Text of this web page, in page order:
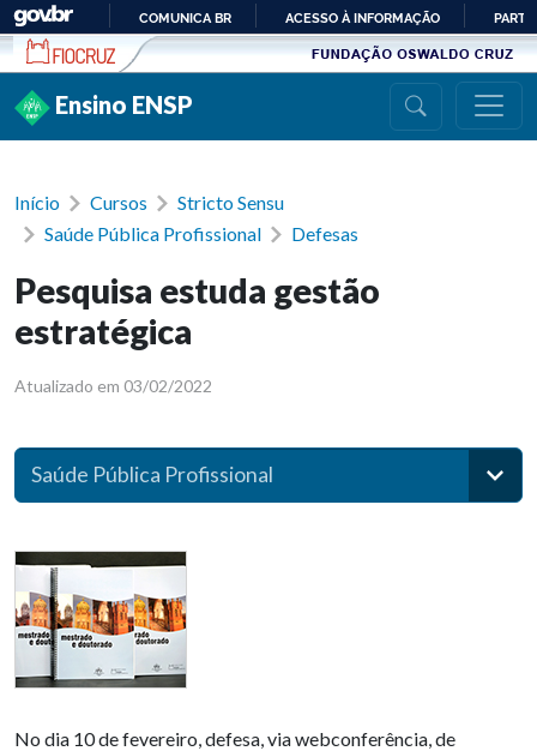
Ir para conteúdo
PARA
COMUNICA BR ACESSO À INFORMAÇÃO
Ensino ENSP
Início Cursos
Stricto Sensu
Saúde Pública Profissional
Defesas
Pesquisa estuda gestão
estratégica
Atualizado em 03/02/2022
Saúde Pública Profissional
No dia 10 de fevereiro, defesa, via webconferência, de